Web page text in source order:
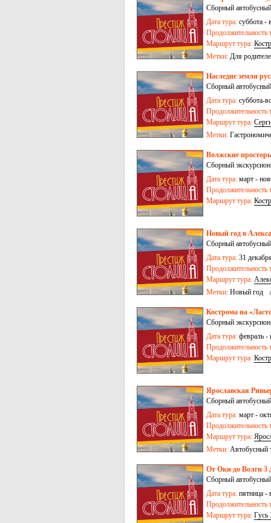
Сборный
Дата тура: суббота -
Продолжительность
Маршрут тура:
Метки: Для
Наследие земли
Сборный
Дата тура: суббота-
Продолжительность
Маршрут тура:
Метки:
Волжские
Сборный
Дата тура: март -
Продолжительность
Маршрут тура:
Новый год в
Сборный
Дата тура: 31
Продолжительность
Маршрут тура:
Метки: Новый год
Кострома на
Сборный
Дата тура: февраль -
Продолжительность
Маршрут тура:
Ярославская
Сборный
Дата тура: март -
Продолжительность
Маршрут тура:
Метки: Автобусный
От Оки до Волги 3
Сборный
Дата тура: пятница -
Продолжительность
Маршрут тура: Гусь